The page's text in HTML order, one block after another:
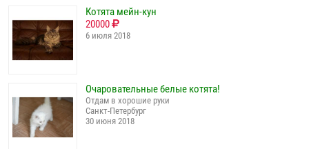
Котята мейн-кун
20000
6 июля 2018
Очаровательные белые котята!
Отдам в хорошие руки
Санкт-Петербург
30 июня 2018